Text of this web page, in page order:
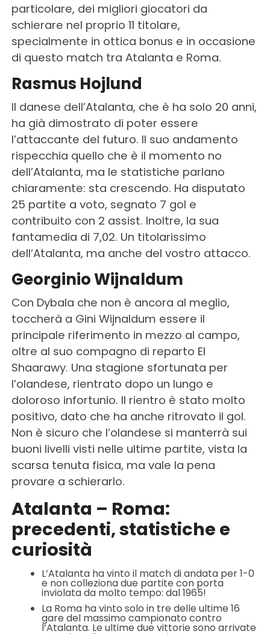
particolare, dei migliori giocatori da
schierare nel proprio 11 titolare,
specialmente in ottica bonus e in occasione
di questo match tra Atalanta e Roma.
Rasmus Hojlund
Il danese dell’Atalanta, che è ha solo 20 anni,
ha già dimostrato di poter essere
l’attaccante del futuro. Il suo andamento
rispecchia quello che è il momento no
dell’Atalanta, ma le statistiche parlano
chiaramente: sta crescendo. Ha disputato
25 partite a voto, segnato 7 gol e
contribuito con 2 assist. Inoltre, la sua
fantamedia di 7,02. Un titolarissimo
dell’Atalanta, ma anche del vostro attacco.
Georginio Wijnaldum
Con Dybala che non è ancora al meglio,
toccherà a Gini Wijnaldum essere il
principale riferimento in mezzo al campo,
oltre al suo compagno di reparto El
Shaarawy. Una stagione sfortunata per
l’olandese, rientrato dopo un lungo e
doloroso infortunio. Il rientro è stato molto
positivo, dato che ha anche ritrovato il gol.
Non è sicuro che l’olandese si manterrà sui
buoni livelli visti nelle ultime partite, vista la
scarsa tenuta fisica, ma vale la pena
provare a schierarlo.
Atalanta – Roma:
precedenti, statistiche e
curiosità
L’Atalanta ha vinto il match di andata per 1-0
e non colleziona due partite con porta
inviolata da molto tempo: dal 1965!
La Roma ha vinto solo in tre delle ultime 16
gare del massimo campionato contro
l’Atalanta. Le ultime due vittorie sono arrivate